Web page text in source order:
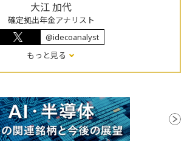
大江 加代
確定拠出年金アナリスト
@idecoanalyst
もっと見る